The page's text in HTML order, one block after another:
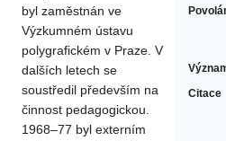
Citace
byl zaměstnán ve
Výzkumném ústavu
polygrafickém v Praze. V
dalších letech se
soustředil především na
činnost pedagogickou.
1968–77 byl externím